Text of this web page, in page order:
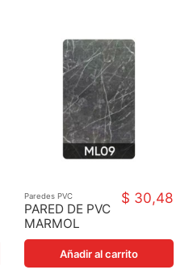
Paredes PVC
PARED DE PVC
MARMOL
LAMINADO 09
122X244X3MM
$ 30,48
Añadir al carrito